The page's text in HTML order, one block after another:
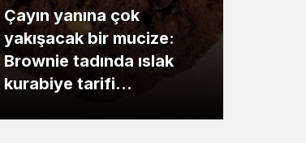
Çayın yanına çok
yakışacak bir mucize:
Brownie tadında ıslak
kurabiye tarifi…